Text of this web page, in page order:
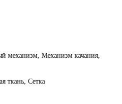
механизм, Механизм качания,
ткань, Сетка